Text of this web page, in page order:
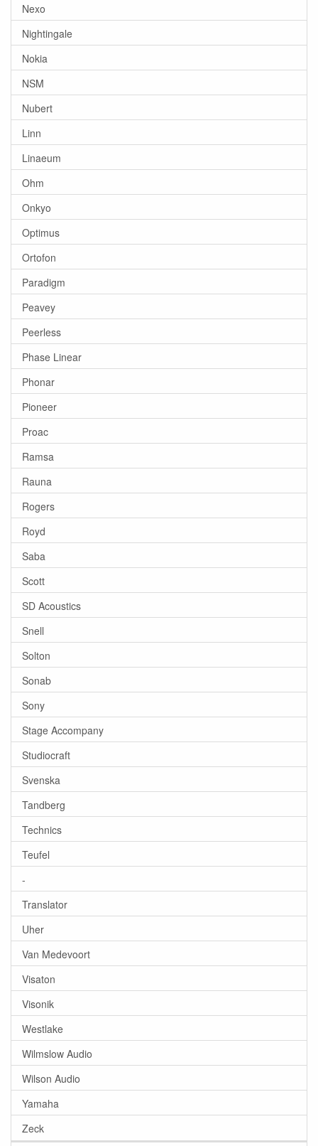
Nexo
Nightingale
Nokia
NSM
Nubert
Linn
Linaeum
Ohm
Onkyo
Optimus
Ortofon
Paradigm
Peavey
Peerless
Phase Linear
Phonar
Pioneer
Proac
Ramsa
Rauna
Rogers
Royd
Saba
Scott
SD Acoustics
Snell
Solton
Sonab
Sony
Stage Accompany
Studiocraft
Svenska
Tandberg
Technics
Teufel
-
Translator
Uher
Van Medevoort
Visaton
Visonik
Westlake
Wilmslow Audio
Wilson Audio
Yamaha
Zeck